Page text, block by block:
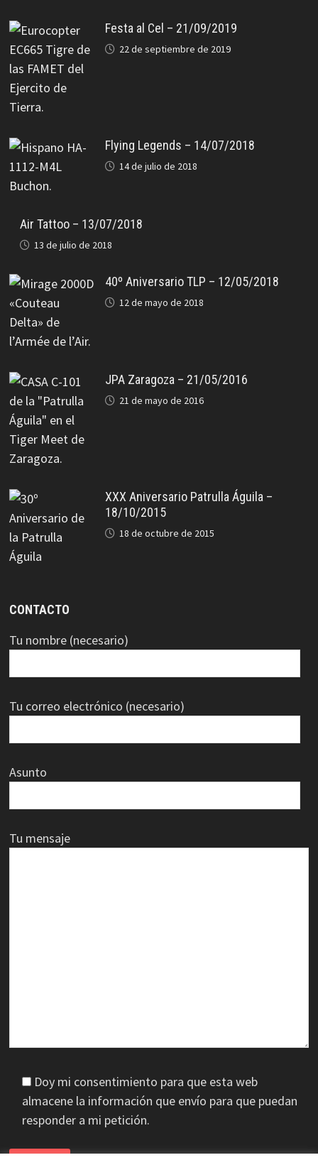
Festa al Cel – 21/09/2019
22 de septiembre de 2019
Flying Legends – 14/07/2018
14 de julio de 2018
Air Tattoo – 13/07/2018
13 de julio de 2018
40º Aniversario TLP – 12/05/2018
12 de mayo de 2018
JPA Zaragoza – 21/05/2016
21 de mayo de 2016
XXX Aniversario Patrulla Águila –
18/10/2015
18 de octubre de 2015
CONTACTO
Tu nombre (necesario)
Tu correo electrónico (necesario)
Asunto
Tu mensaje
Doy mi consentimiento para que esta web
almacene la información que envío para que puedan
responder a mi petición.